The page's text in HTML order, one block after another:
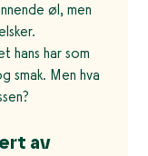
øl, men
hans har som
smak. Men hva
av